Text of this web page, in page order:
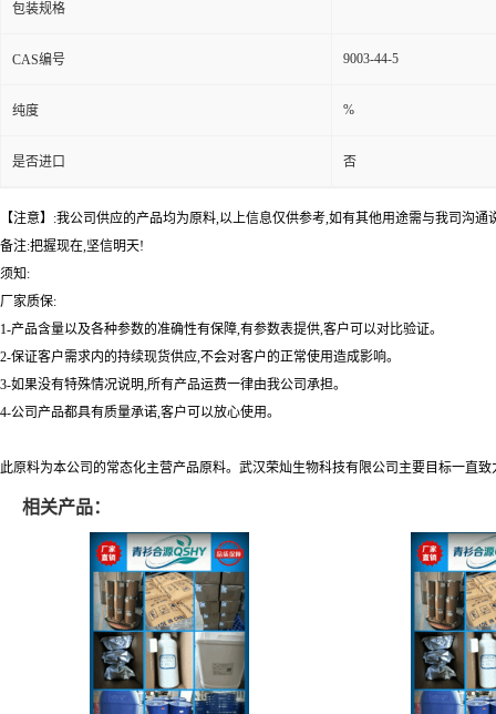
包装规格
CAS编号 9003-44-5
纯度 %
是否进口 否
【注意】:我公司供应的产品均为原料,以上信息仅供参考,如有其他用途需与我司沟
备注:把握现在,坚信明天!
须知:
厂家质保:
1-产品含量以及各种参数的准确性有保障,有参数表提供,客户可以对比验证。
2-保证客户需求内的持续现货供应,不会对客户的正常使用造成影响。
3-如果没有特殊情况说明,所有产品运费一律由我公司承担。
4-公司产品都具有质量承诺,客户可以放心使用。
此原料为本公司的常态化主营产品原料。武汉荣灿生物科技有限公司主要目标一直
相关产品：